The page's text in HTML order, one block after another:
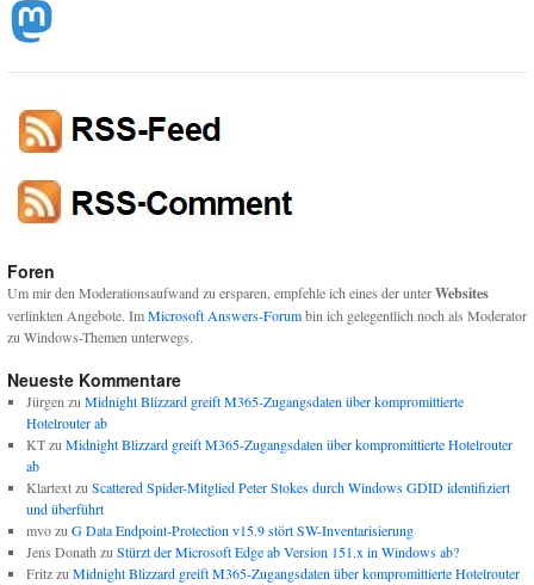
Foren
Um mir den Moderationsaufwand zu ersparen, empfehle ich eines der unterWebsites
verlinkten Angebote. ImMicrosoft Answers-Forumbin ich gelegentlich noch als Moderator
zu Windows-Themen unterwegs.
Neueste Kommentare
Jürgen zu Midnight Blizzard greift M365-Zugangsdaten über kompromittierte
Hotelrouter ab
KTzu Midnight Blizzard greift M365-Zugangsdaten über kompromittierte Hotelrouter
ab
Klartextzu Scattered Spider-Mitglied Peter Stokes durch Windows GDID identifiziert
und überführt
mvozu G Data Endpoint-Protection v15.9 stört SW-Inventarisierung
Jens Donath zu Stürzt der Microsoft Edge ab Version 151.x in Windows ab?
Fritzzu Midnight Blizzard greift M365-Zugangsdaten über kompromittierte Hotelrouter